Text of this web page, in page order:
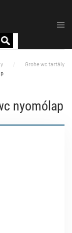
Grohe wc tartály
nyomólap